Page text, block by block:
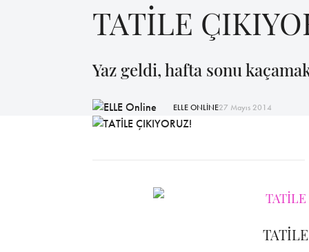
TATİLE
Yaz geldi, hafta sonu
ELLE ONLİNE27 Mayıs 2014